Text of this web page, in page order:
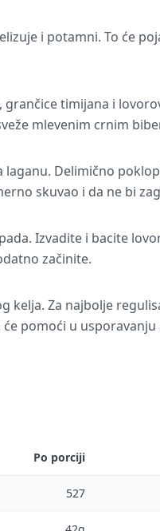
i potamni. To će
timijana i
mlevenim crnim
Delimično
skuvao i da ne bi
Izvadite i bacite
začinite.
kelja. Za najbolje
pomoći u
Po porciji
527